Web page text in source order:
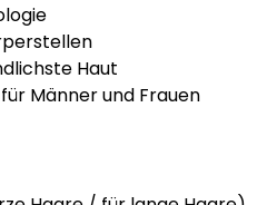
Haut
Männer und Frauen